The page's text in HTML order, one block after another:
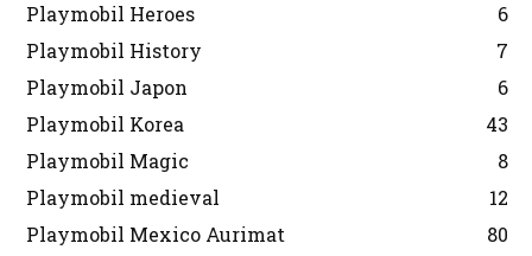
Playmobil Heroes
6
Playmobil History
7
Playmobil Japon
6
Playmobil Korea
43
Playmobil Magic
8
Playmobil medieval
12
Playmobil Mexico Aurimat
80